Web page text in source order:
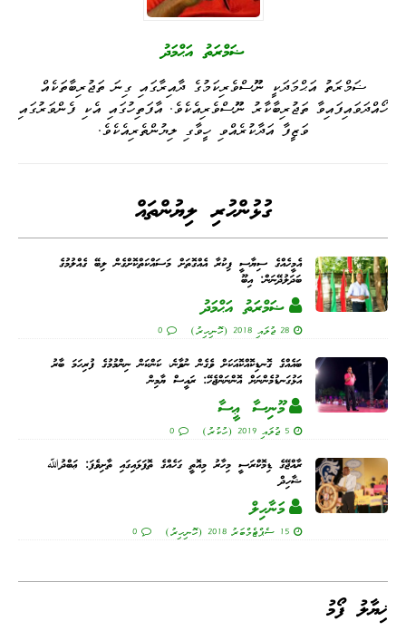
ޟަމްރަތު އަޙްމަދު
ޟަމްރަތު އަޙްމަދަކީ ނޫސްވެރިކަމުގެ ދާއިރާގައި ގިނަ ތަޖުރިބާތަކެއް
ހޯއްދަވައިފައިވާ ތަޖުރިބާކާރު ނޫސްވެރިއެކެވެ. އާފަތިހުގައި އެކި ފެންވަރުގައި
ވަޒީފާ އަދާކުރެއްވި ހީވާގި ލިޔުންތެރިއެކެވެ.
ގުޅުންހުރި ލިޔުންތައް
އެމީހެއްގެ ސިޔާސީ ފިކުރާ އެއްގޮތަށް މަސައްކަތްކޮށްގެން ލިބޭ ގެއްލުމުގެ
ބަދަލުދޭނަން: އިބޫ
ޟަމްރަތު އަޙްމަދު
28 ޖުލައި 2018 (ހޮނިހިރު) 0
ބައެއްގެ ގޮނޑިކޮއްކޮއަކަށް ވެގެން ނުވާނެ، ކަންކަން ނިންމުމުގެ ފުރިހަމަ ބާރު
އަޅުގަނޑުމެންނަށް އޮންނަންޖެހޭ: ރައީސް ޔާމިން
މޫނިސާ ޢީސާ
5 ޖުލައި 2019 (ހުކުރު) 0
ރާއްޖޭގެ ޑިމޮކްރަސީ މިހާރު މިއޮތީ ގަހެއްގެ ތޮފަޅައިގައި ތާށިވެފަ: ޢަބްދުﷲ
ޝާހިދް
މަނާހިލް
15 ސެޕްޓެމްބަރު 2018 (ހޮނިހިރު) 0
ޚިޔާލު ފޯމު